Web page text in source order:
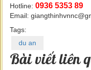
Hotline: 0936 5353 89
Email:
Tags:
du an
Bài viết liên